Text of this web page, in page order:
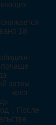
18
почаще
затем
— чрез
]. После